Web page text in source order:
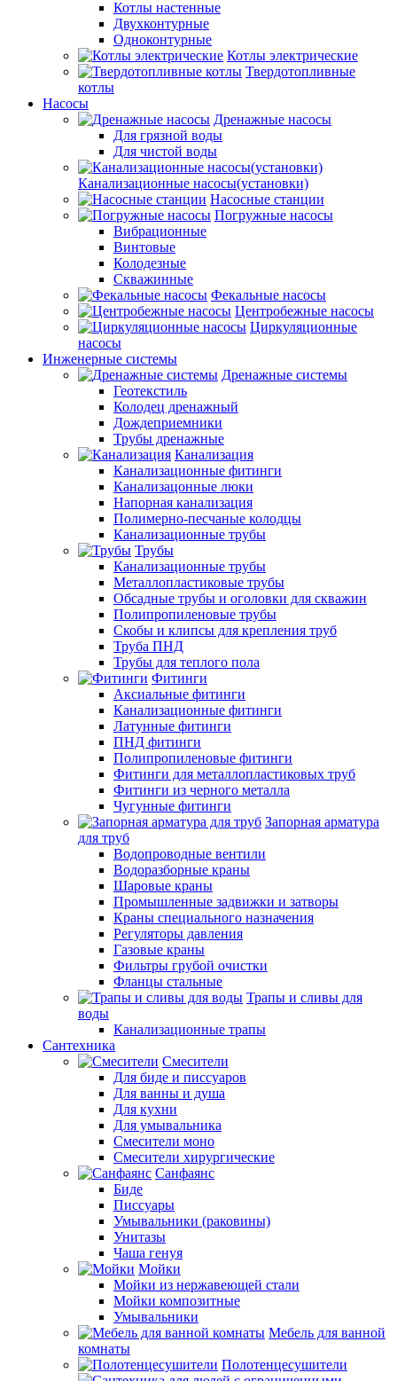
Котлы настенные
Двухконтурные
Одноконтурные
Котлы электрические
Твердотопливные
котлы
Насосы
Дренажные насосы
Для грязной воды
Для чистой воды
Канализационные насосы(установки)
Насосные станции
Погружные насосы
Вибрационные
Винтовые
Колодезные
Скважинные
Фекальные насосы
Центробежные насосы
Циркуляционные
насосы
Инженерные системы
Дренажные системы
Геотекстиль
Колодец дренажный
Дождеприемники
Трубы дренажные
Канализация
Канализационные фитинги
Канализацонные люки
Напорная канализация
Полимерно-песчаные колодцы
Канализационные трубы
Трубы
Канализационные трубы
Металлопластиковые трубы
Обсадные трубы и оголовки для скважин
Полипропиленовые трубы
Скобы и клипсы для крепления труб
Труба ПНД
Трубы для теплого пола
Фитинги
Аксиальные фитинги
Канализационные фитинги
Латунные фитинги
ПНД фитинги
Полипропиленовые фитинги
Фитинги для металлопластиковых труб
Фитинги из черного металла
Чугунные фитинги
Запорная арматура
для труб
Водопроводные вентили
Водоразборные краны
Шаровые краны
Промышленные задвижки и затворы
Краны специального назначения
Регуляторы давления
Газовые краны
Фильтры грубой очистки
Фланцы стальные
Трапы и сливы для
воды
Канализационные трапы
Сантехника
Смесители
Для биде и писсуаров
Для ванны и душа
Для кухни
Для умывальника
Смесители моно
Смесители хирургические
Санфаянс
Биде
Писсуары
Умывальники (раковины)
Унитазы
Чаша генуя
Мойки
Мойки из нержавеющей стали
Мойки композитные
Умывальники
Мебель для ванной
комнаты
Полотенцесушители